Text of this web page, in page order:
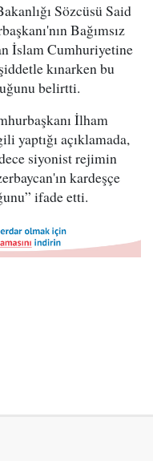
Sözcüsü Said
Bağımsız
İslam Cumhuriyetine
kınarken bu
belirtti.
İlham
yaptığı açıklamada,
siyonist rejimin
kardeşçe
ifade etti.